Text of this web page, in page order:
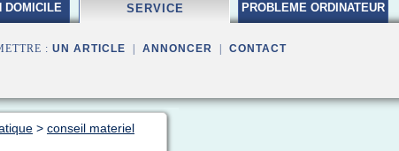
DOMICILE SERVICE PROBLEME ORDINATEUR
: UN ARTICLE ANNONCER CONTACT
> conseil materiel